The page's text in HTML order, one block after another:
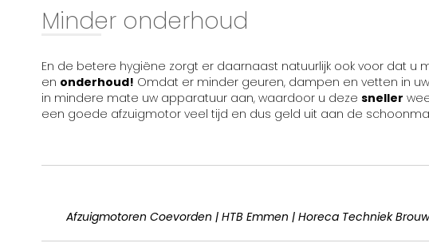
Minder onderhoud
En de betere hygiëne zorgt er daarnaast natuurlijk ook voor dat u
en onderhoud! Omdat er minder geuren, dampen en vetten in
in mindere mate uw apparatuur aan, waardoor u deze sneller
een goede afzuigmotor veel tijd en dus geld uit aan de
Afzuigmotoren Coevorden | HTB Emmen | Horeca Techniek